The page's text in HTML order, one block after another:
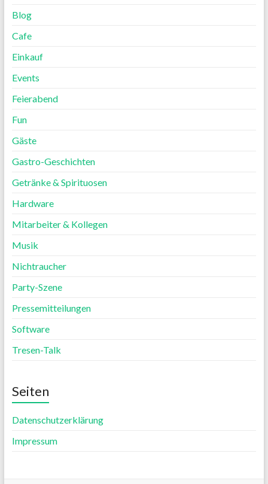
Blog
Cafe
Einkauf
Events
Feierabend
Fun
Gäste
Gastro-Geschichten
Getränke & Spirituosen
Hardware
Mitarbeiter & Kollegen
Musik
Nichtraucher
Party-Szene
Pressemitteilungen
Software
Tresen-Talk
Seiten
Datenschutzerklärung
Impressum